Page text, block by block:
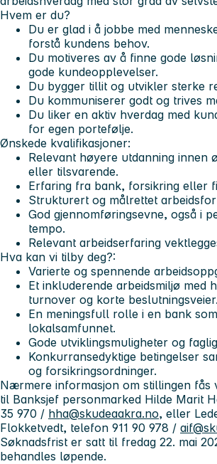
Hvem er du?
Du er glad i å jobbe med
forstå kundens behov.
Du motiveres av å finne gode
gode kundeopplevelser.
Du bygger tillit og utvikler sterke
Du kommuniserer godt og trives
Du liker en aktiv hverdag med
for egen portefølje.
Ønskede kvalifikasjoner:
Relevant høyere utdanning innen
eller tilsvarende.
Erfaring fra bank, forsikring eller
Strukturert og målrettet
God gjennomføringsevne, også i
tempo.
Relevant arbeidserfaring
Hva kan vi tilby deg?:
Varierte og spennende
Et inkluderende arbeidsmiljø med
turnover og korte beslutningsveier.
En meningsfull rolle i en bank
lokalsamfunnet.
Gode utviklingsmuligheter og
Konkurransedyktige betingelser
og forsikringsordninger.
Nærmere informasjon om stillingen fås
til Banksjef personmarked Hilde Marit
35 970 / hha@skudeaakra.no, eller
Flokketvedt, telefon 911 90 978 /
Søknadsfrist er satt til fredag 22. mai
behandles løpende.